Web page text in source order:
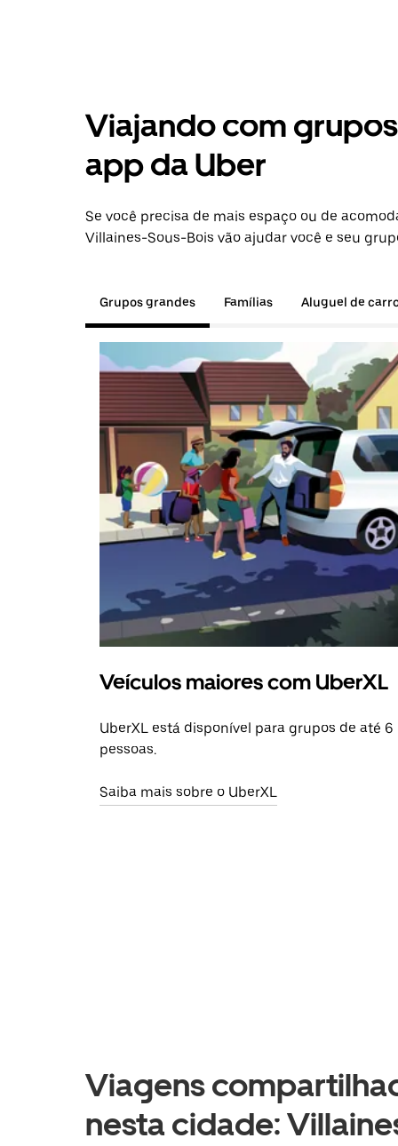
Viajando com
app da Uber
Se você precisa de mais espaço ou de
Villaines-Sous-Bois vão ajudar você e seu
Grupos grandes Famílias Aluguel de
Veículos maiores com UberXL
UberXL está disponível para grupos de até 6
pessoas.
Saiba mais sobre o UberXL
Viagens
nesta cidade: